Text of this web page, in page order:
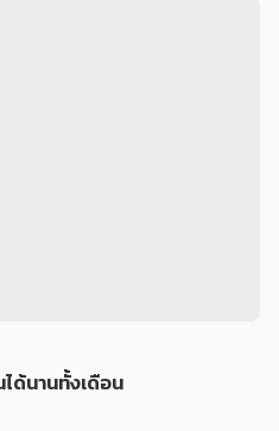
ได้นานทั้งเดือน